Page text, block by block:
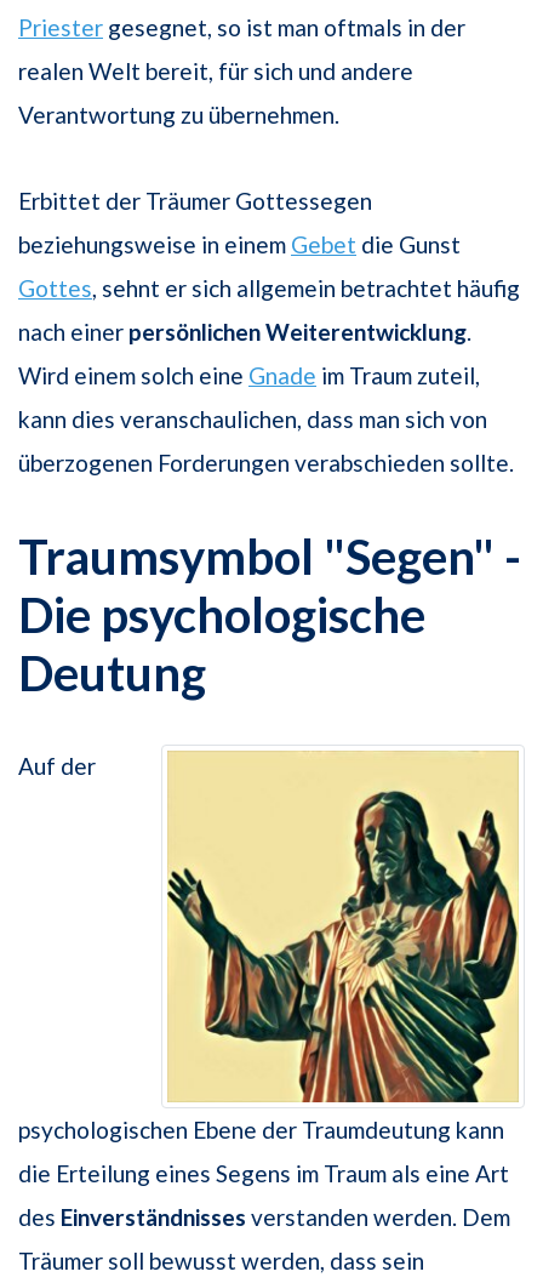
Priester gesegnet, so ist man oftmals in der
realen Welt bereit, für sich und andere
Verantwortung zu übernehmen.
Erbittet der Träumer Gottessegen
beziehungsweise in einem Gebet die Gunst
Gottes, sehnt er sich allgemein betrachtet häufig
nach einer persönlichen Weiterentwicklung.
Wird einem solch eine Gnade im Traum zuteil,
kann dies veranschaulichen, dass man sich von
überzogenen Forderungen verabschieden sollte.
Traumsymbol "Segen" -
Die psychologische
Deutung
Auf der
psychologischen Ebene der Traumdeutung kann
die Erteilung eines Segens im Traum als eine Art
des Einverständnisses verstanden werden. Dem
Träumer soll bewusst werden, dass sein